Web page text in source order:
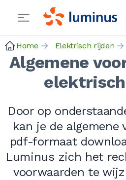
Home Elektrisch rijden
Algemene
Door op
kan je de algemene
pdf-formaat
Luminus zich het
voorwaarden te